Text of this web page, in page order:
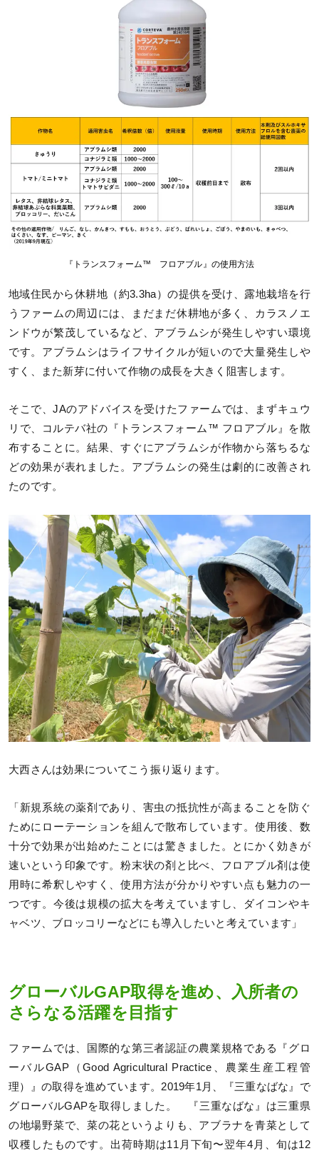
『トランスフォーム™ フロアブル』の使用方法
地域住民から休耕地（約3.3ha）の提供を受け、露地栽培を行
うファームの周辺には、まだまだ休耕地が多く、カラスノエ
ンドウが繁茂しているなど、アブラムシが発生しやすい環境
です。アブラムシはライフサイクルが短いので大量発生しや
すく、また新芽に付いて作物の成長を大きく阻害します。
そこで、JAのアドバイスを受けたファームでは、まずキュウ
リで、コルテバ社の『トランスフォーム™ フロアブル』を散
布することに。結果、すぐにアブラムシが作物から落ちるな
どの効果が表れました。アブラムシの発生は劇的に改善され
たのです。
大西さんは効果についてこう振り返ります。
「新規系統の薬剤であり、害虫の抵抗性が高まることを防ぐ
ためにローテーションを組んで散布しています。使用後、数
十分で効果が出始めたことには驚きました。とにかく効きが
速いという印象です。粉末状の剤と比べ、フロアブル剤は使
用時に希釈しやすく、使用方法が分かりやすい点も魅力の一
つです。今後は規模の拡大を考えていますし、ダイコンやキ
ャベツ、ブロッコリーなどにも導入したいと考えています」
グローバルGAP取得を進め、入所者の
さらなる活躍を目指す
ファームでは、国際的な第三者認証の農業規格である『グロ
ーバルGAP（Good Agricultural Practice、農業生産工程管
理）』の取得を進めています。2019年1月、『三重なばな』で
グローバルGAPを取得しました。 『三重なばな』は三重県
の地場野菜で、菜の花というよりも、アブラナを青菜として
収穫したものです。出荷時期は11月下旬〜翌年4月、旬は12